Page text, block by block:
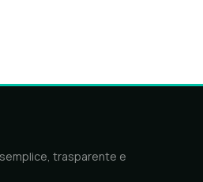
trasparente e